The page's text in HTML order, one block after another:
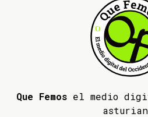
Que Femos el medio